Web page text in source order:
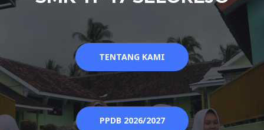
TENTANG KAMI
PPDB 2026/2027